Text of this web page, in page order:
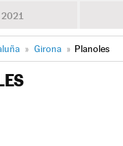
2021
» Girona » Planoles